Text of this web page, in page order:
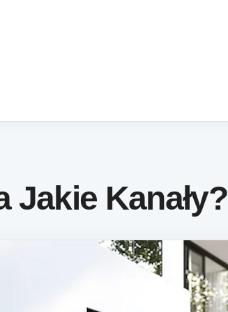
Jakie Kanały?